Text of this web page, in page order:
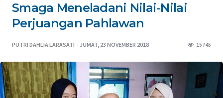
Smaga Meneladani Nilai-Nilai
Perjuangan Pahlawan
PUTRI DAHLIA LARASATI JUMAT, 23 NOVEMBER 2018 15745